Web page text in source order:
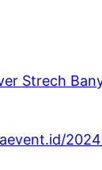
Strech